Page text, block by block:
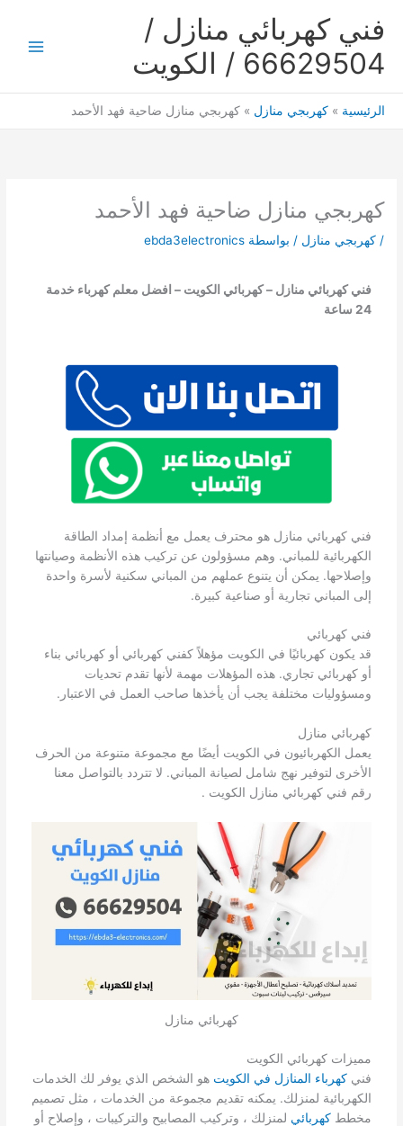
فني كهربائي منازل /
66629504 / الكويت
الرئيسية كهربجي منازل كهربجي منازل ضاحية فهد الأحمد
كهربجي منازل ضاحية فهد الأحمد
/كهربجي منازل / بواسطة ebda3electronics
فني كهربائي منازل – كهربائي الكويت – افضل معلم كهرباء خدمة
24 ساعة
فني كهربائي منازل هو محترف يعمل مع أنظمة إمداد الطاقة
الكهربائية للمباني. وهم مسؤولون عن تركيب هذه الأنظمة وصيانتها
وإصلاحها. يمكن أن يتنوع عملهم من المباني سكنية لأسرة واحدة
إلى المباني تجارية أو صناعية كبيرة.
فني كهربائي
قد يكون كهربائيًا في الكويت مؤهلاً كفني كهربائي أو كهربائي بناء
أو كهربائي تجاري. هذه المؤهلات مهمة لأنها تقدم تحديات
ومسؤوليات مختلفة يجب أن يأخذها صاحب العمل في الاعتبار.
كهربائي منازل
يعمل الكهربائيون في الكويت أيضًا مع مجموعة متنوعة من الحرف
الأخرى لتوفير نهج شامل لصيانة المباني. لا تتردد بالتواصل معنا
رقم فني كهربائي منازل الكويت .
كهربائي منازل
مميزات كهربائي الكويت
فني كهرباء المنازل في الكويت هو الشخص الذي يوفر لك الخدمات
الكهربائية لمنزلك. يمكنه تقديم مجموعة من الخدمات ، مثل تصميم
مخطط كهربائي لمنزلك ، وتركيب المصابيح والتركيبات ، وإصلاح أو